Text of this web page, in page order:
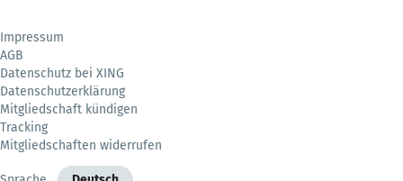
Impressum
AGB
Datenschutz bei XING
Datenschutzerklärung
Mitgliedschaft kündigen
Tracking
Mitgliedschaften widerrufen